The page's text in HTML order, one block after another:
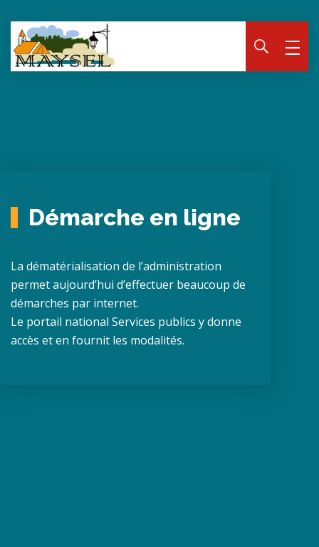
Démarche en ligne
La dématérialisation de l’administration
permet aujourd’hui d’effectuer beaucoup de
démarches par internet.
Le portail national Services publics y donne
accès et en fournit les modalités.